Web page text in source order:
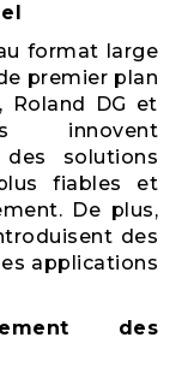
format large
premier plan
Roland DG et
innovent
solutions
fiables et
De plus,
des
applications
des